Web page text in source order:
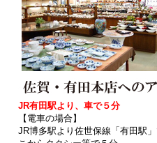
JR有田駅より、車で５分
【電車の場合】
JR博多駅より佐世保線「有田駅